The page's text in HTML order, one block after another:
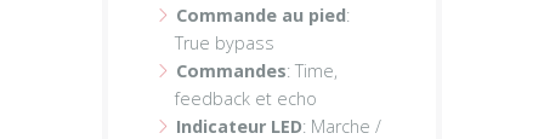
Commande au pied:
True bypass
Commandes: Time,
feedback et echo
Indicateur LED: Marche /